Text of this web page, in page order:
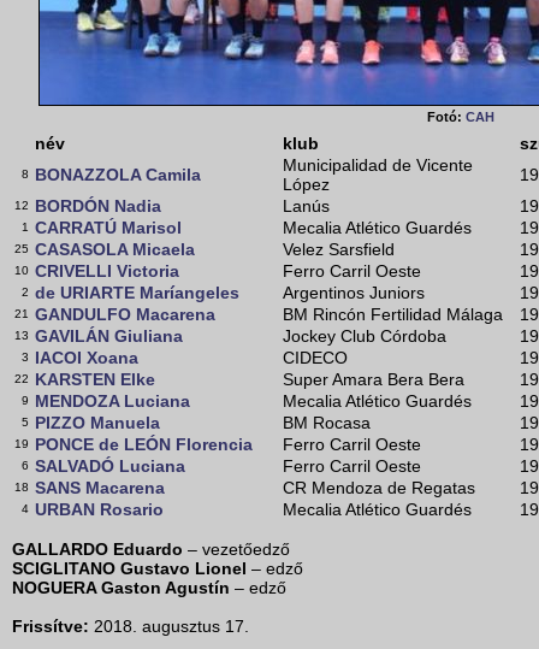
Fotó: CAH
név klub
8 BONAZZOLA Camila
Municipalidad de Vicente
López
12 BORDÓN Nadia Lanús
1 CARRATÚ Marisol Mecalia Atlético Guardés
25 CASASOLA Micaela Velez Sarsfield
10 CRIVELLI Victoria Ferro Carril Oeste
2 de URIARTE Maríangeles Argentinos Juniors
21 GANDULFO Macarena BM Rincón Fertilidad Málaga
13 GAVILÁN Giuliana Jockey Club Córdoba
3 IACOI Xoana CIDECO
22 KARSTEN Elke Super Amara Bera Bera
9 MENDOZA Luciana Mecalia Atlético Guardés
5 PIZZO Manuela BM Rocasa
19 PONCE de LEÓN Florencia Ferro Carril Oeste
6 SALVADÓ Luciana Ferro Carril Oeste
18 SANS Macarena CR Mendoza de Regatas
4 URBAN Rosario Mecalia Atlético Guardés
GALLARDO Eduardo – vezetőedző
SCIGLITANO Gustavo Lionel – edző
NOGUERA Gaston Agustín – edző
Frissítve: 2018. augusztus 17.